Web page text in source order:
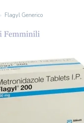
Flagyl Generico